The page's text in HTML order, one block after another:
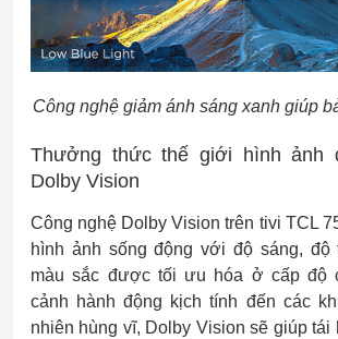
Công nghệ giảm ánh sáng xanh giúp
Thưởng thức thế giới hình ảnh
Dolby Vision
Công nghệ Dolby Vision trên tivi TCL
hình ảnh sống động với độ sáng,
màu sắc được tối ưu hóa ở cấp độ
cảnh hành động kịch tính đến các
nhiên hùng vĩ, Dolby Vision sẽ giúp tái